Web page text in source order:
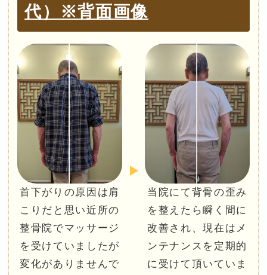
代）※背面画像
首下がりの原因は肩
こりだと思い近所の
整骨院でマッサージ
を受けていましたが
変化がありませんで
当院にて背骨の歪み
を整えたら瞬く間に
改善され、現在はメ
ンテナンスを定期的
に受けて頂いていま